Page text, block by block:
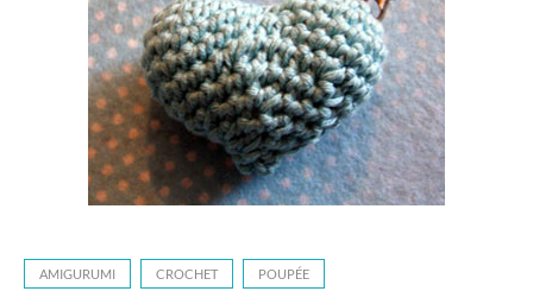
AMIGURUMI CROCHET POUPÉE